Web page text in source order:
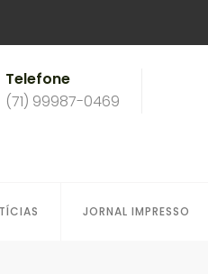
Telefone
(71) 99987-0469
JORNAL IMPRESSO